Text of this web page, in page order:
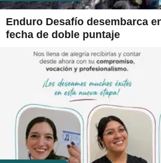
Enduro Desafío desembarca
fecha de doble puntaje